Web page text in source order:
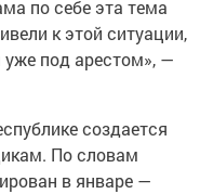
по себе эта тема
к этой ситуации,
под арестом», —
создается
По словам
в январе —